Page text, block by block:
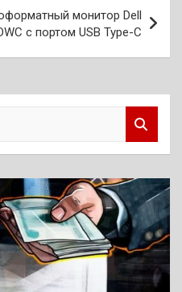
монитор Dell
с портом USB Type-C